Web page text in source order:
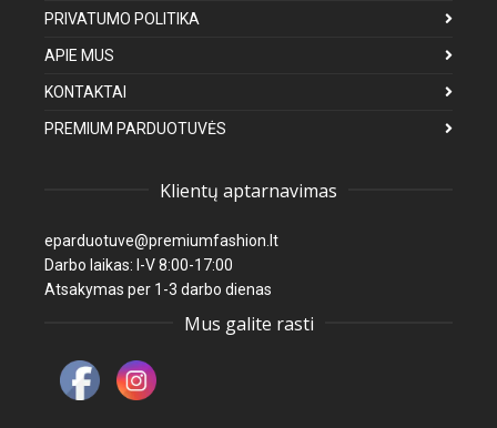
PRIVATUMO POLITIKA
APIE MUS
KONTAKTAI
PREMIUM PARDUOTUVĖS
Klientų aptarnavimas
eparduotuve@premiumfashion.lt
Darbo laikas: I-V 8:00-17:00
Atsakymas per 1-3 darbo dienas
Mus galite rasti